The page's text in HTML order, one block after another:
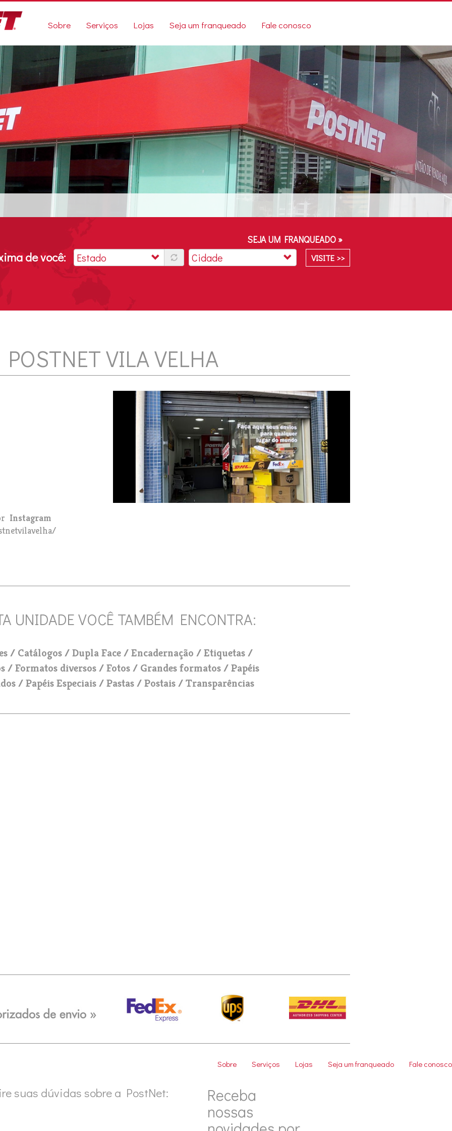
Sobre Serviços Lojas Seja um franqueado Fale conosco
SEJA UM FRANQUEADO »
de você: VISITE >>
POSTNET VILA VELHA
Instagram
Catálogos Dupla Face Encadernação
Etiquetas
Formatos diversos Fotos Grandes formatos
Papéis
Papéis Especiais Pastas Postais Transparências
Sobre Serviços Lojas Seja um franqueado Fale conosco
suas dúvidas sobre a PostNet:
Receba
nossas